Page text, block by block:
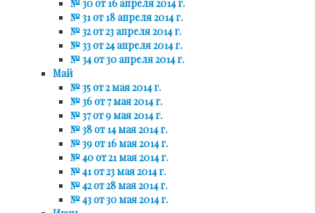
№ 30 от 16 апреля 2014 г.
№ 31 от 18 апреля 2014 г.
№ 32 от 23 апреля 2014 г.
№ 33 от 24 апреля 2014 г.
№ 34 от 30 апреля 2014 г.
Май
№ 35 от 2 мая 2014 г.
№ 36 от 7 мая 2014 г.
№ 37 от 9 мая 2014 г.
№ 38 от 14 мая 2014 г.
№ 39 от 16 мая 2014 г.
№ 40 от 21 мая 2014 г.
№ 41 от 23 мая 2014 г.
№ 42 от 28 мая 2014 г.
№ 43 от 30 мая 2014 г.